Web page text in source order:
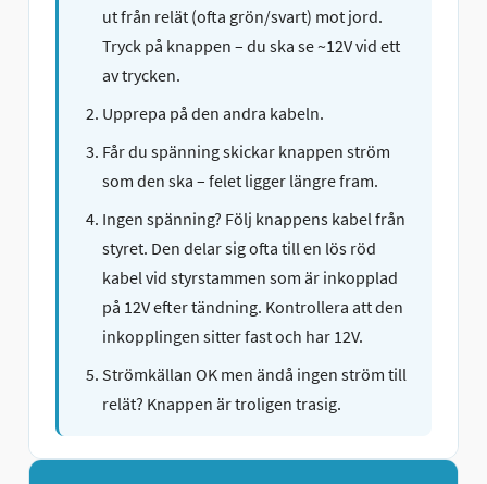
ut från relät (ofta grön/svart) mot jord.
Tryck på knappen – du ska se ~12V vid ett
av trycken.
Upprepa på den andra kabeln.
Får du spänning skickar knappen ström
som den ska – felet ligger längre fram.
Ingen spänning? Följ knappens kabel från
styret. Den delar sig ofta till en lös röd
kabel vid styrstammen som är inkopplad
på 12V efter tändning. Kontrollera att den
inkopplingen sitter fast och har 12V.
Strömkällan OK men ändå ingen ström till
relät? Knappen är troligen trasig.